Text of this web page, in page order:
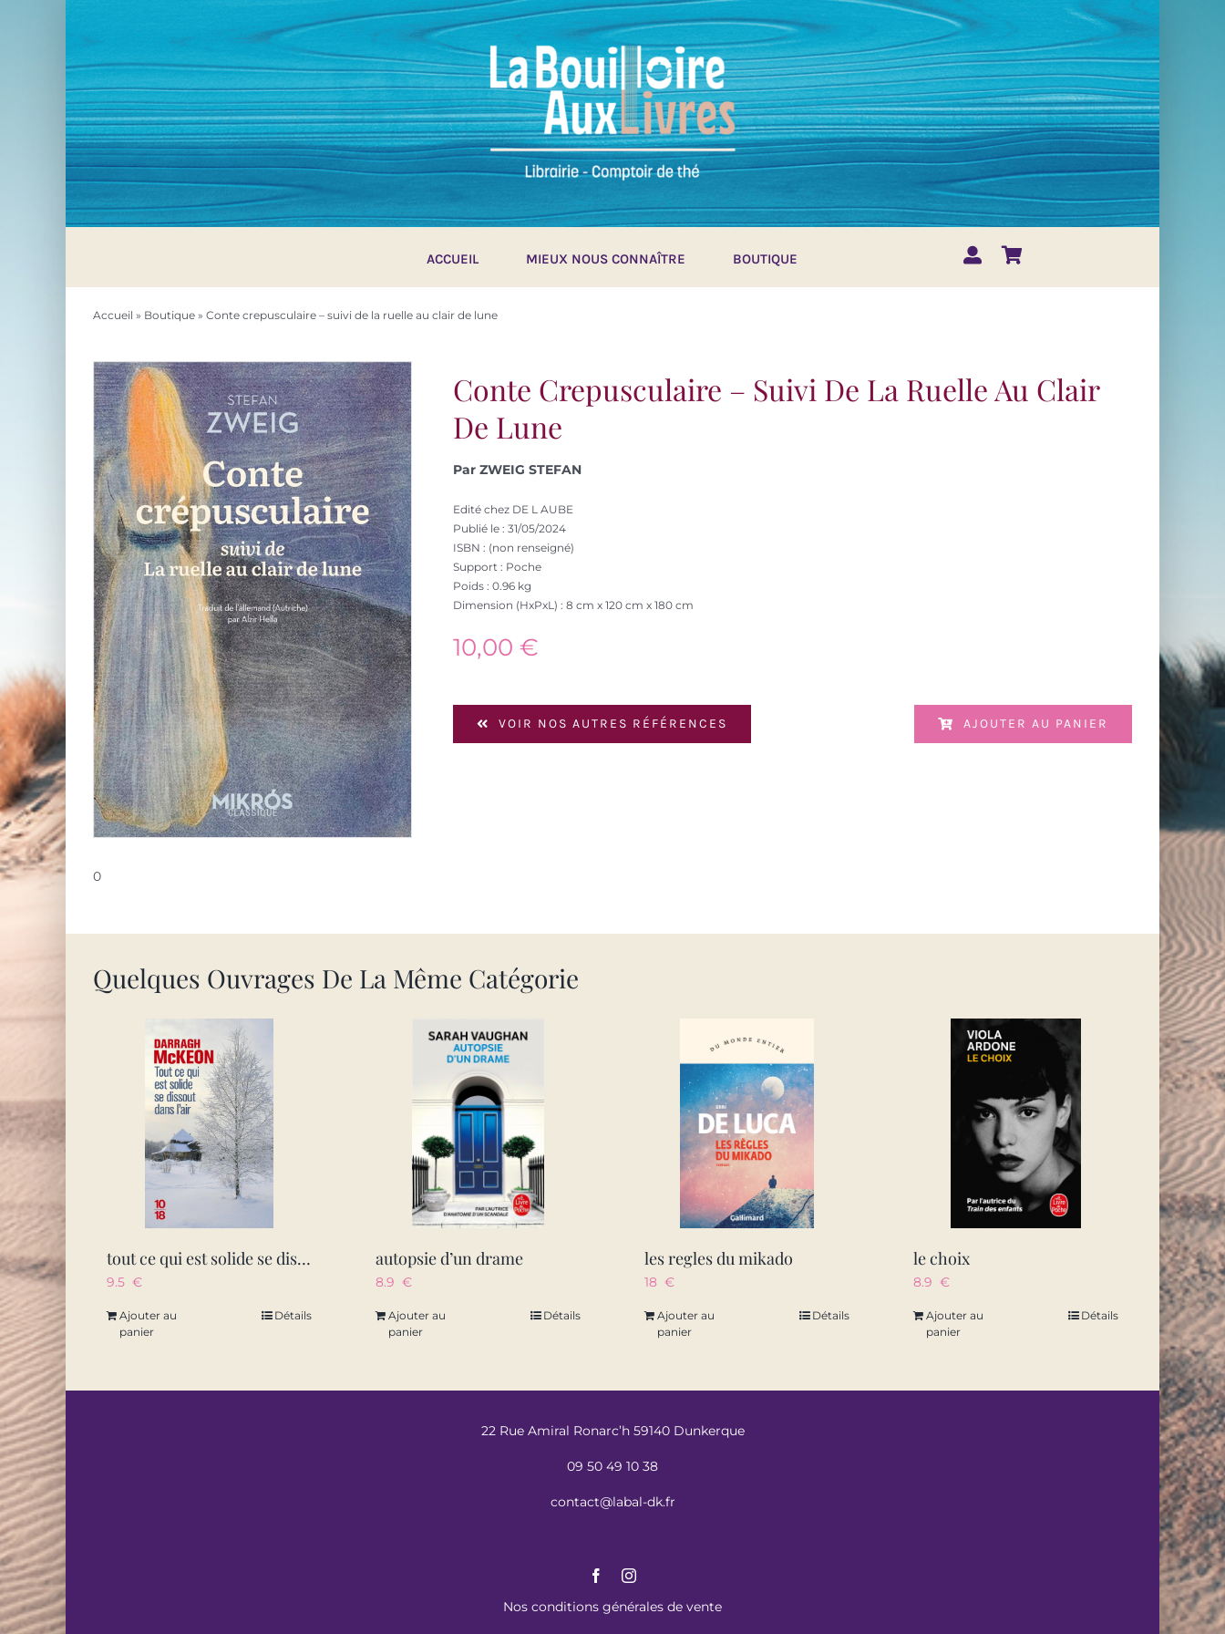
ACCUEIL MIEUX NOUS CONNAÎTRE BOUTIQUE
Accueil » Boutique» Conte crepusculaire – suivi de la ruelle au clair de lune
Conte Crepusculaire – Suivi De La Ruelle Au Clair
De Lune
Par ZWEIG STEFAN
Edité chez DE L AUBE
Publié le : 31/05/2024
ISBN : (non renseigné)
Support : Poche
Poids : 0.96 kg
Dimension (HxPxL) : 8 cm x 120 cm x 180 cm
10,00€
VOIR NOS AUTRES RÉFÉRENCES AJOUTER AU PANIER
0
Quelques Ouvrages De La Même Catégorie
tout ce qui est solide se dissout dans l’air
9.5 €
Ajouter au
panier
Détails
autopsie d’un drame
8.9 €
Ajouter au
panier
Détails
les regles du mikado
18 €
Ajouter au
panier
Détails
le choix
8.9 €
Ajouter au
panier
Détails
22 Rue Amiral Ronarc’h 59140 Dunkerque
09 50 49 10 38
contact@labal-dk.fr
Nos conditions générales de vente